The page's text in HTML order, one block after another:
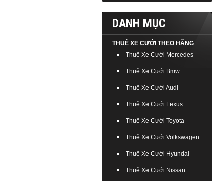
DANH MỤC
THUÊ XE CƯỚI THEO HÃNG
Thuê Xe Cưới Mercedes
Thuê Xe Cưới Bmw
Thuê Xe Cưới Audi
Thuê Xe Cưới Lexus
Thuê Xe Cưới Toyota
Thuê Xe Cưới Volkswagen
Thuê Xe Cưới Hyundai
Thuê Xe Cưới Nissan